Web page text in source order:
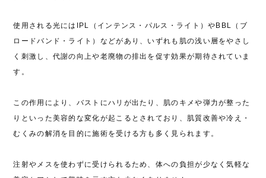
使用される光にはIPL（インテンス・パルス・ライト）やBBL（ブ
ロードバンド・ライト）などがあり、いずれも肌の浅い層をやさし
く刺激し、代謝の向上や老廃物の排出を促す効果が期待されていま
す。
この作用により、バストにハリが出たり、肌のキメや弾力が整った
りといった美容的な変化が起こるとされており、肌質改善や冷え・
むくみの解消を目的に施術を受ける方も多く見られます。
注射やメスを使わずに受けられるため、体への負担が少なく気軽な